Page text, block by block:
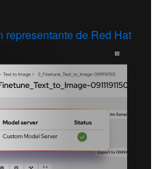
representante de Red Hat